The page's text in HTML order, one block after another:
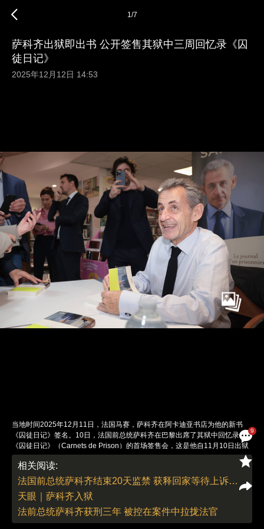
9
1/7
萨科齐出狱即出书 公开签售其狱中三周回忆录《囚
徒日记》
2025年12月12日 14:53
当地时间2025年12月11日，法国马赛，萨科齐在阿卡迪亚书店为他的新书
《囚徒日记》签名。10日，法国前总统萨科齐在巴黎出席了其狱中回忆录
《囚徒日记》（Carnets de Prison）的首场签售会，这是他自11月10日出狱
后的首次公开亮相。该书记录了其今年10月因利比亚资助竞选案被判五年监
禁后，在马赛拉桑特监狱服刑三周的经历，将狱中生活描述为“充斥噪音与绝
望的灰色地狱”。萨科齐坚称自己清白，并称判决损害法国司法公信力。他目
前正就案件提起上诉，二审定于2026年3月开庭。除巴黎外，萨科齐还将在法
国南部进行巡回签售，已公布的计划包括戛纳、马赛和芒通等城市。图：
Robert Poulain/视觉中国
责任编辑：李丛汛 | 版面编辑：李丛汛
相关阅读:
法国前总统萨科齐结束20天监禁 获释回家等待上诉审理
天眼｜萨科齐入狱
法前总统萨科齐获刑三年 被控在案件中拉拢法官